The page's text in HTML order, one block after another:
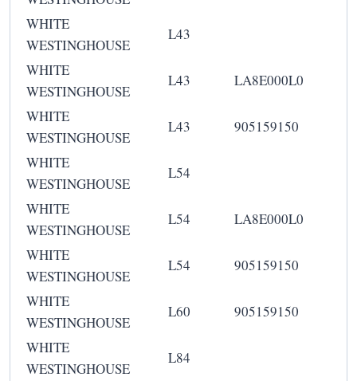
WHITE
WESTINGHOUSE
L43
WHITE
WESTINGHOUSE
L43
LA8E000L0
WHITE
WESTINGHOUSE
L43
905159150
WHITE
WESTINGHOUSE
L54
WHITE
WESTINGHOUSE
L54
LA8E000L0
WHITE
WESTINGHOUSE
L54
905159150
WHITE
WESTINGHOUSE
L60
905159150
WHITE
WESTINGHOUSE
L84